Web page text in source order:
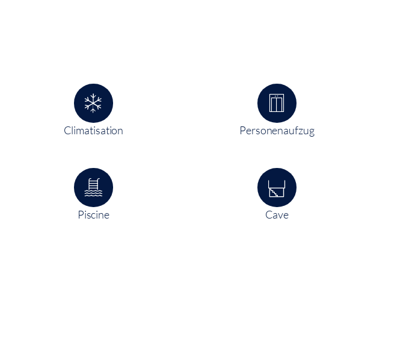
Climatisation Personenaufzug
Piscine Cave